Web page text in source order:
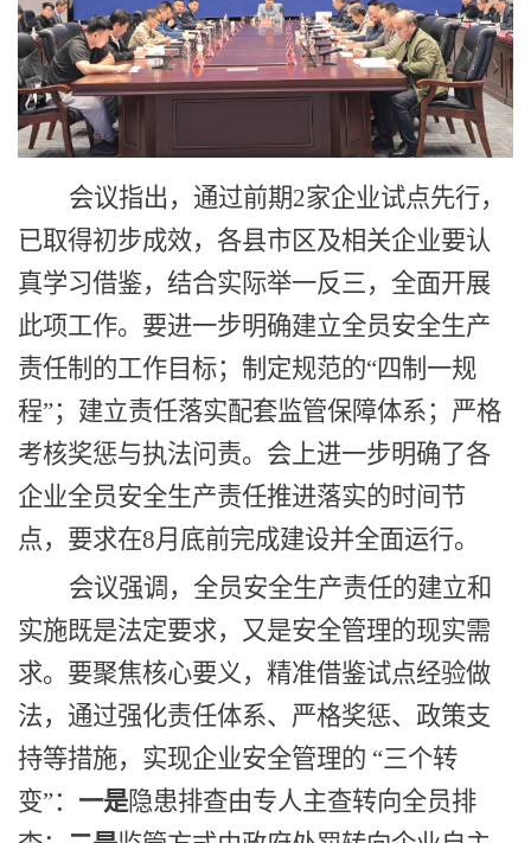
会议指出 ， 通过前期2家企业试点先行，
已取得初步成效，各县市区及相关企业要认
真学习借鉴，结合实际举一反三，全面开展
此项工作。要进一步明确建立全员安全生产
责任制的工作目标；制定规范的“四制一规
程”； 建立责任落实配套监管保障体系；严格
考核奖惩与执法问责。会上进一步明确了各
企业全员安全生产责任推进落实的时间节
点，要求在8月 底前完成建设并全面运行。
会议强调 ， 全员安全生产责任的建立和
实施既是法定要求，又是安全管理的现实需
求。要聚焦核心要义，精准借鉴试点经验做
法，通过强化责任体系、严格奖惩、政策支
持等措施，实现企业安全管理的 “三个转
变”： 一是隐患排查由专人主查转向全员排